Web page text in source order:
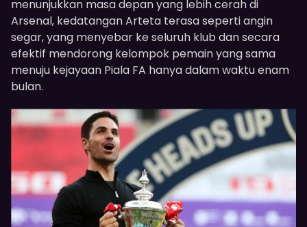
menunjukkan masa depan yang lebih cerah di
Arsenal, kedatangan Arteta terasa seperti angin
segar, yang menyebar ke seluruh klub dan secara
efektif mendorong kelompok pemain yang sama
menuju kejayaan Piala FA hanya dalam waktu enam
bulan.